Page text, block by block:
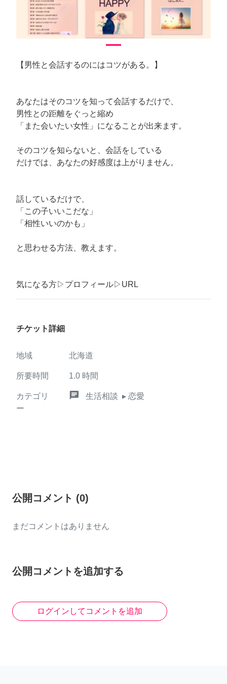
【男性と会話するのにはコツがある。】
あなたはそのコツを知って会話するだけで、
男性との距離をぐっと縮め
「また会いたい女性」になることが出来ます。
そのコツを知らないと、会話をしている
だけでは、あなたの好感度は上がりません。
話しているだけで、
「この子いいこだな」
「相性いいのかも」
と思わせる方法、教えます。
気になる方▷プロフィール▷URL
チケット詳細
地域 北海道
所要時間 1.0 時間
カテゴリ
ー
chat 生活相談 ▸ 恋愛
公開コメント (0)
まだコメントはありません
公開コメントを追加する
ログインしてコメントを追加